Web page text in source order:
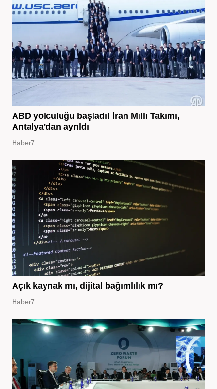
ABD yolculuğu başladı! İran Milli Takımı,
Antalya'dan ayrıldı
Haber7
Açık kaynak mı, dijital bağımlılık mı?
Haber7